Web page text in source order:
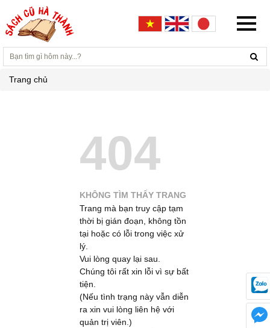
Trang chủ
404
KHÔNG TÌM THẤY TRANG
Trang mà bạn truy cập tạm
thời bị gián đoạn, không tồn
tại hoặc có lỗi trong việc xử
lý.
Vui lòng quay lại sau.
Chúng tôi rất xin lỗi vì sự bất
tiện.
(Nếu tình trạng này vẫn diễn
ra xin vui lòng liên hệ với
quản trị viên.)